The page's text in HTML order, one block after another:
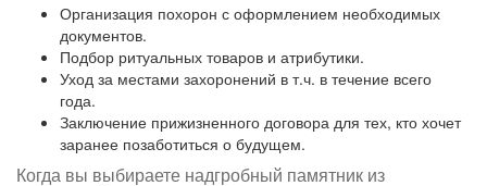
Организация похорон с оформлением необходимых
документов.
Подбор ритуальных товаров и атрибутики.
Уход за местами захоронений в т.ч. в течение всего
года.
Заключение прижизненного договора для тех, кто хочет
заранее позаботиться о будущем.
Когда вы выбираете надгробный памятник из